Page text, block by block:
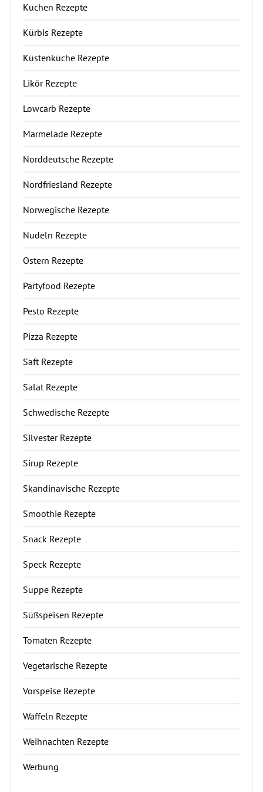
Kuchen Rezepte
Kürbis Rezepte
Küstenküche Rezepte
Likör Rezepte
Lowcarb Rezepte
Marmelade Rezepte
Norddeutsche Rezepte
Nordfriesland Rezepte
Norwegische Rezepte
Nudeln Rezepte
Ostern Rezepte
Partyfood Rezepte
Pesto Rezepte
Pizza Rezepte
Saft Rezepte
Salat Rezepte
Schwedische Rezepte
Silvester Rezepte
Sirup Rezepte
Skandinavische Rezepte
Smoothie Rezepte
Snack Rezepte
Speck Rezepte
Suppe Rezepte
Süßspeisen Rezepte
Tomaten Rezepte
Vegetarische Rezepte
Vorspeise Rezepte
Waffeln Rezepte
Weihnachten Rezepte
Werbung